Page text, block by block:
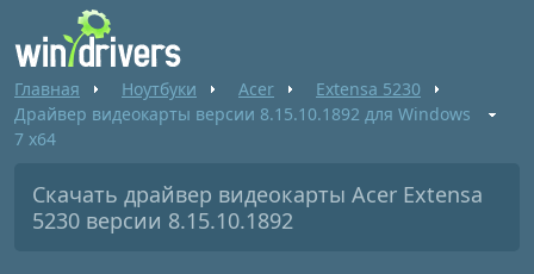
Главная Ноутбуки Acer
Extensa 5230
Драйвер видеокарты версии 8.15.10.1892 для Windows
7 x64
Скачать драйвер видеокарты Acer Extensa
5230 версии 8.15.10.1892